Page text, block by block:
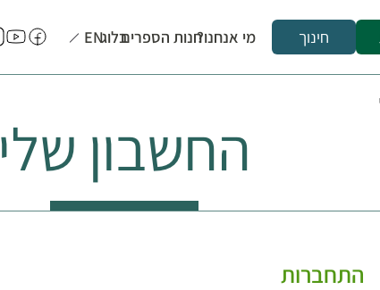
חינוך מי אנחנו?חנות הספריםבלוגEN
החשבון שלי
התחברות